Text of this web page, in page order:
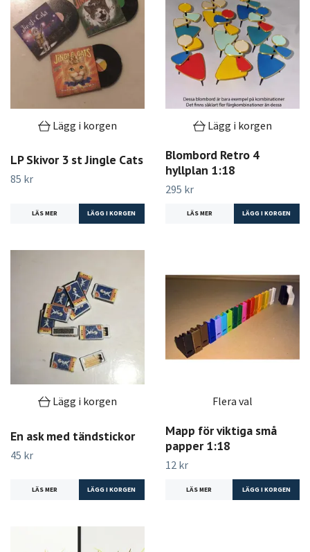
Lägg i korgen
LP Skivor 3 st Jingle Cats
85 kr
LÄS MER
Lägg i korgen
Blombord Retro 4
hyllplan 1:18
295 kr
LÄS MER
Lägg i korgen
En ask med tändstickor
45 kr
LÄS MER
Flera val
Mapp för viktiga små
papper 1:18
12 kr
LÄS MER LÄGG I KORGEN